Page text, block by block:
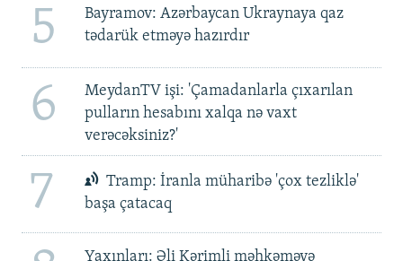
5
Bayramov: Azərbaycan Ukraynaya qaz
tədarük etməyə hazırdır
6
MeydanTV işi: 'Çamadanlarla çıxarılan
pulların hesabını xalqa nə vaxt
verəcəksiniz?'
7
Tramp: İranla müharibə 'çox tezliklə'
başa çatacaq
Yaxınları: Əli Kərimli məhkəməyə